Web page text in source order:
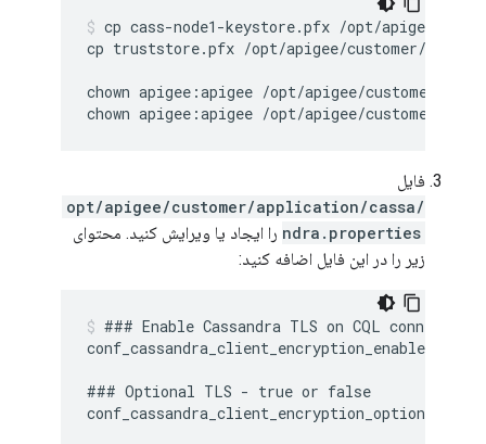
cp cass-node1-keystore.pfx /opt/apigee/
cp truststore.pfx /opt/apigee/customer/
chown apigee:apigee /opt/apigee/customer/
chown apigee:apigee /opt/apigee/customer/
فایل
/opt/apigee/customer/application/cassa
ndra.properties را ایجاد یا ویرایش کنید. محتوای
زیر را در این فایل اضافه کنید:
### Enable Cassandra TLS on CQL connections
conf_cassandra_client_encryption_enabled=true
### Optional TLS - true or false
conf_cassandra_client_encryption_optional=true